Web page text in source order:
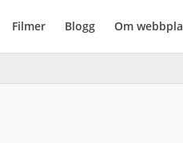
Filmer Blogg Om